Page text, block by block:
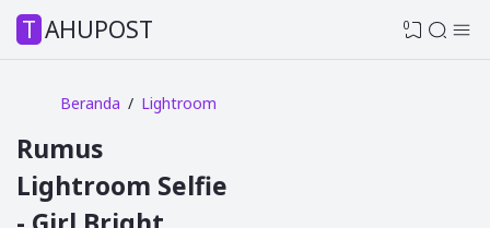
TAHUPOST 0
Beranda Lightroom
Rumus
Lightroom Selfie